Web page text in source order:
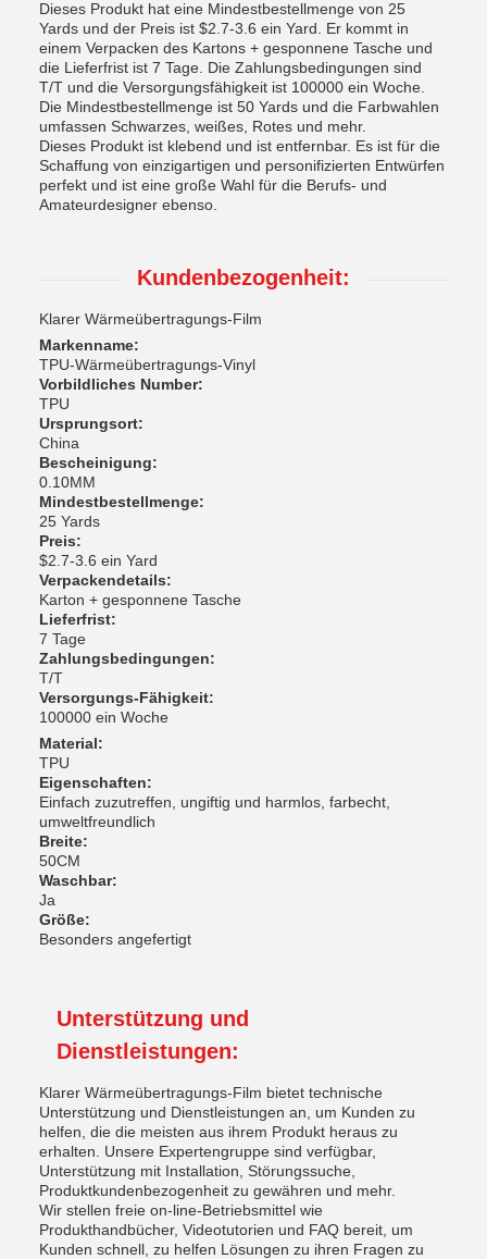
Dieses Produkt hat eine Mindestbestellmenge von 25
Yards und der Preis ist $2.7-3.6 ein Yard. Er kommt in
einem Verpacken des Kartons + gesponnene Tasche und
die Lieferfrist ist 7 Tage. Die Zahlungsbedingungen sind
T/T und die Versorgungsfähigkeit ist 100000 ein Woche.
Die Mindestbestellmenge ist 50 Yards und die Farbwahlen
umfassen Schwarzes, weißes, Rotes und mehr.
Dieses Produkt ist klebend und ist entfernbar. Es ist für die
Schaffung von einzigartigen und personifizierten Entwürfen
perfekt und ist eine große Wahl für die Berufs- und
Amateurdesigner ebenso.
Kundenbezogenheit:
Klarer Wärmeübertragungs-Film
Markenname:
TPU-Wärmeübertragungs-Vinyl
Vorbildliches Number:
TPU
Ursprungsort:
China
Bescheinigung:
0.10MM
Mindestbestellmenge:
25 Yards
Preis:
$2.7-3.6 ein Yard
Verpackendetails:
Karton + gesponnene Tasche
Lieferfrist:
7 Tage
Zahlungsbedingungen:
T/T
Versorgungs-Fähigkeit:
100000 ein Woche
Material:
TPU
Eigenschaften:
Einfach zuzutreffen, ungiftig und harmlos, farbecht,
umweltfreundlich
Breite:
50CM
Waschbar:
Ja
Größe:
Besonders angefertigt
Unterstützung und
Dienstleistungen:
Klarer Wärmeübertragungs-Film bietet technische
Unterstützung und Dienstleistungen an, um Kunden zu
helfen, die die meisten aus ihrem Produkt heraus zu
erhalten. Unsere Expertengruppe sind verfügbar,
Unterstützung mit Installation, Störungssuche,
Produktkundenbezogenheit zu gewähren und mehr.
Wir stellen freie on-line-Betriebsmittel wie
Produkthandbücher, Videotutorien und FAQ bereit, um
Kunden schnell, zu helfen Lösungen zu ihren Fragen zu